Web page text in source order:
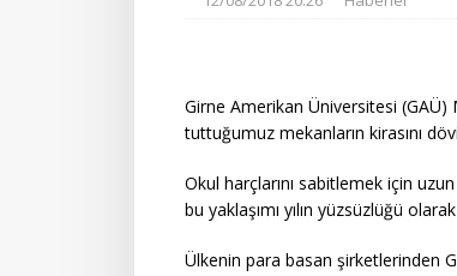
Girne Amerikan Üniversitesi (GAÜ)
tuttuğumuz mekanların kirasını
Okul harçlarını sabitlemek için
bu yaklaşımı yılın yüzsüzlüğü
Ülkenin para basan şirketlerinden